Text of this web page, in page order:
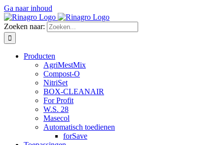
Ga naar inhoud
Zoeken naar:
Producten
AgriMestMix
Compost-O
NitriSet
BOX-CLEANAIR
For Profit
W.S. 28
Masecol
Automatisch toedienen
forSave